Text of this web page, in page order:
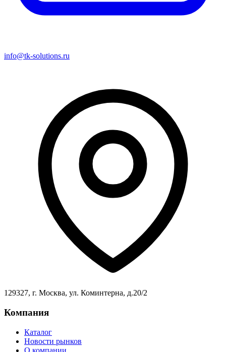
info@tk-solutions.ru
129327, г. Москва, ул. Коминтерна, д.20/2
Компания
Каталог
Новости рынков
О компании